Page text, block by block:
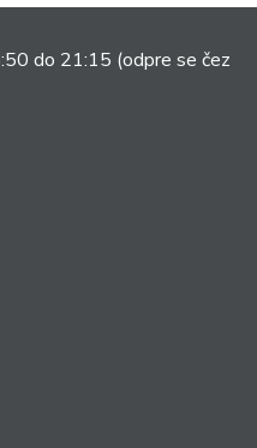
do 21:15 (odpre se čez